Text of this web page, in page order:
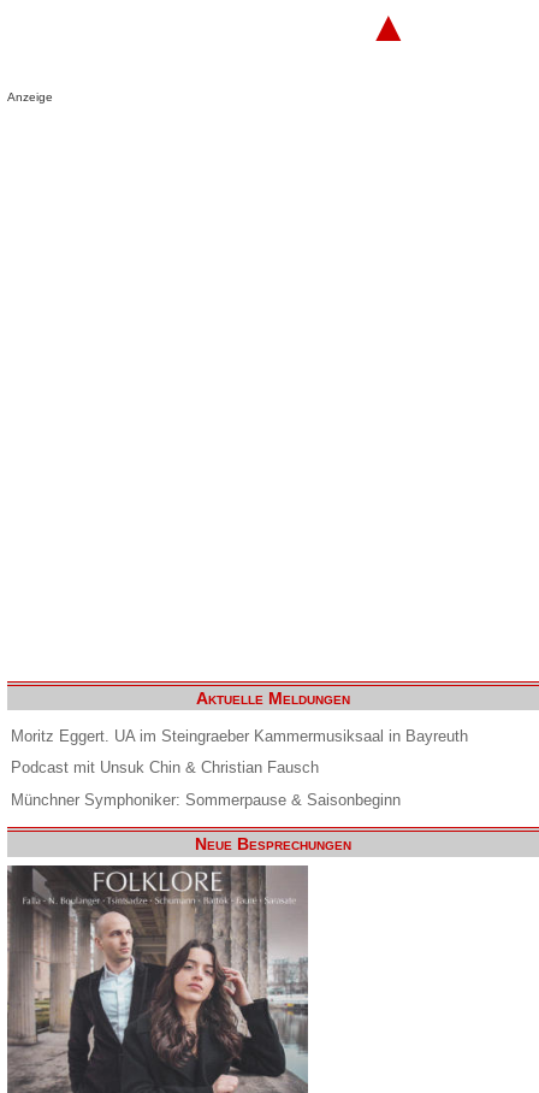
▲
Anzeige
Aktuelle Meldungen
Moritz Eggert. UA im Steingraeber Kammermusiksaal in Bayreuth
Podcast mit Unsuk Chin & Christian Fausch
Münchner Symphoniker: Sommerpause & Saisonbeginn
Neue Besprechungen